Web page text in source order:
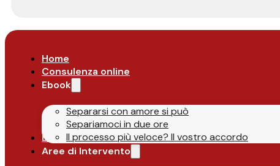
Home
Consulenza online
Ebook
Separarsi con amore si può
Separiamoci in due ore
Il processo più veloce? Il vostro accordo
Lo Studio
Aree di Intervento